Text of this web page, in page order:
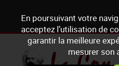
En poursuivant votre
acceptez l’utilisation de
garantir la meilleure
mesurer son